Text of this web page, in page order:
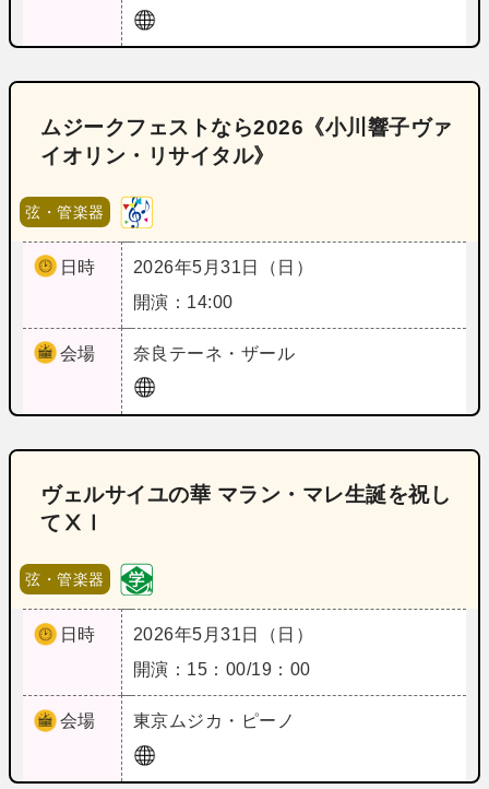
ムジークフェストなら2026《小川響子ヴァ
イオリン・リサイタル》
弦・管楽器
日時
2026年5月31日（日）
開演：14:00
会場 奈良 テーネ・ザール
ヴェルサイユの華 マラン・マレ生誕を祝し
てⅩⅠ
弦・管楽器
日時
2026年5月31日（日）
開演：15：00/19：00
会場 東京 ムジカ・ピーノ